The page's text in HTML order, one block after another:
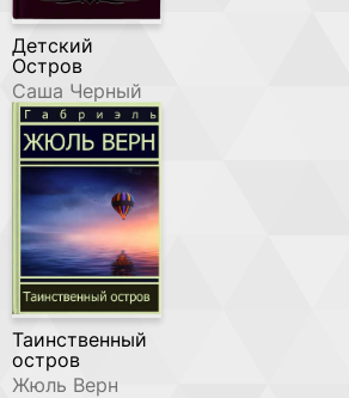
Детский
Остров
Саша Черный
Таинственный
остров
Жюль Верн